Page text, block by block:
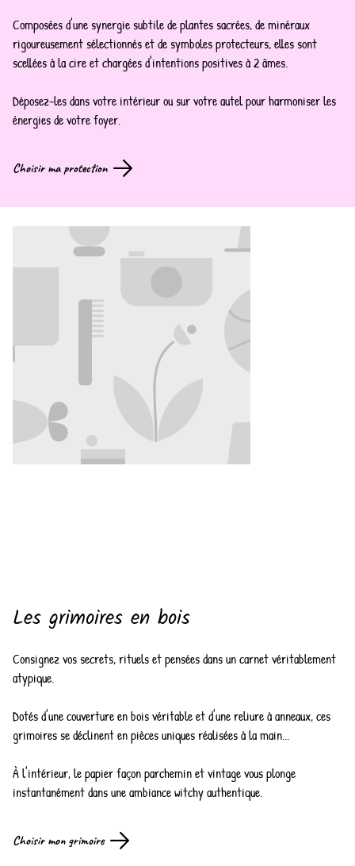
Composées d'une synergie subtile de plantes sacrées, de minéraux
rigoureusement sélectionnés et de symboles protecteurs, elles sont
scellées à la cire et chargées d'intentions positives à 2 âmes.
Déposez-les dans votre intérieur ou sur votre autel pour harmoniser les
énergies de votre foyer.
Choisir ma protection
Les grimoires en bois
Consignez vos secrets, rituels et pensées dans un carnet véritablement
atypique.
Dotés d'une couverture en bois véritable et d'une reliure à anneaux, ces
grimoires se déclinent en pièces uniques réalisées à la main...
À l'intérieur, le papier façon parchemin et vintage vous plonge
instantanément dans une ambiance witchy authentique.
Choisir mon grimoire